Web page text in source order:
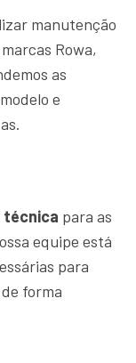
manutenção
Rowa,
as
e
para as
equipe está
para
forma